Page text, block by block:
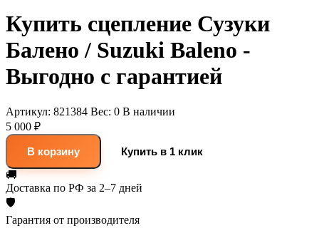
Купить сцепление Сузуки
Балено / Suzuki Baleno -
Выгодно с гарантией
Артикул: 821384 Вес: 0 В наличии
5 000 ₽
В корзину
Купить в 1 клик
🚚
Доставка по РФ за 2–7 дней
🛡
Гарантия от производителя